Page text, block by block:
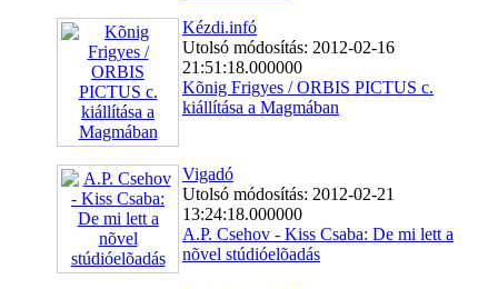
Kézdi.infó
Utolsó módosítás: 2012-02-16
21:51:18.000000
Kõnig Frigyes / ORBIS PICTUS c.
kiállítása a Magmában
Vigadó
Utolsó módosítás: 2012-02-21
13:24:18.000000
A.P. Csehov - Kiss Csaba: De mi lett a
nõvel stúdióelõadás